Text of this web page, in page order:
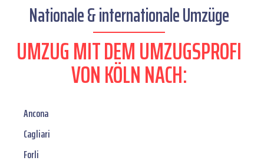
Nationale & internationale Umzüge
UMZUG MIT DEM UMZUGSPROFI
VON KÖLN NACH:
Ancona
Cagliari
Forli